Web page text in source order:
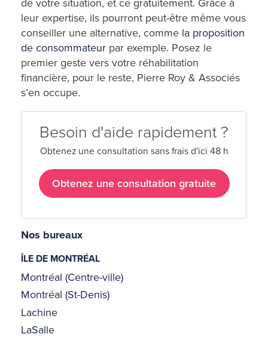
de votre situation, et ce gratuitement. Grâce à
leur expertise, ils pourront peut-être même vous
conseiller une alternative, comme la proposition
de consommateur par exemple. Posez le
premier geste vers votre réhabilitation
financière, pour le reste, Pierre Roy & Associés
s’en occupe.
Besoin d'aide rapidement ?
Obtenez une consultation sans frais d'ici 48 h
Obtenez une consultation gratuite
Nos bureaux
ÎLE DE MONTRÉAL
Montréal (Centre-ville)
Montréal (St-Denis)
Lachine
LaSalle